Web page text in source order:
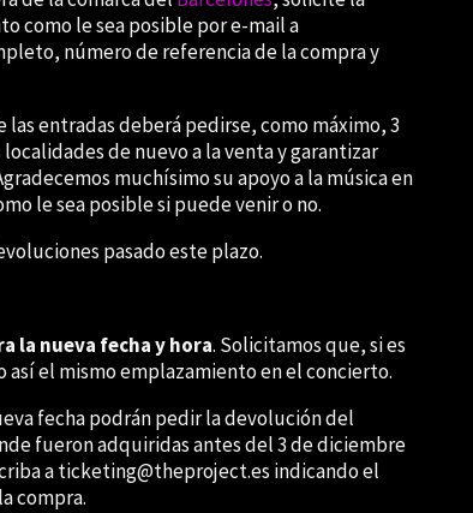
como le sea posiblepor e-mail a
número de referencia de la compray
entradas deberá pedirse, como máximo,3
localidadesde nuevo a la ventay garantizar
muchísimosu apoyo a la música en
le sea posible si puede venir o no.
pasado este plazo.
la nueva fecha y hora. Solicitamos que, si es
el mismo emplazamiento en el concierto.
fecha podrán pedir la devolución del
fueron adquiridas antes del 3 de diciembre
a ticketing@theproject.es indicando el
compra.